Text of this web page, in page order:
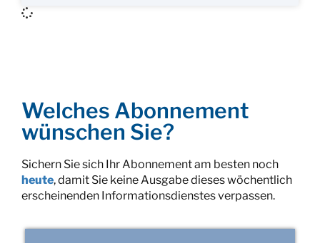
Welches Abonnement
wünschen Sie?
Sichern Sie sich Ihr Abonnement am besten noch
heute, damit Sie keine Ausgabe dieses wöchentlich
erscheinenden Informationsdienstes verpassen.